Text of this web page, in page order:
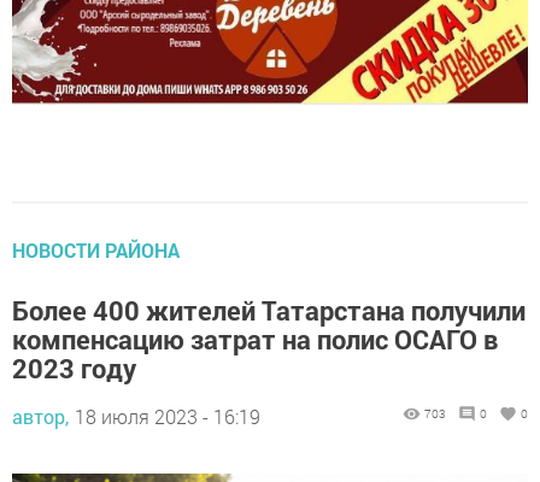
НОВОСТИ РАЙОНА
Более 400 жителей Татарстана получили
компенсацию затрат на полис ОСАГО в
2023 году